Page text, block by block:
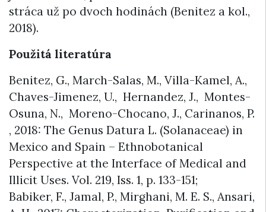
stráca už po dvoch hodinách (Benitez a kol.,
2018).
Použitá literatúra
Benitez, G., March-Salas, M., Villa-Kamel, A.,
Chaves-Jimenez, U., Hernandez, J., Montes-
Osuna, N., Moreno-Chocano, J., Carinanos, P.
, 2018: The Genus Datura L. (Solanaceae) in
Mexico and Spain – Ethnobotanical
Perspective at the Interface of Medical and
Illicit Uses. Vol. 219, Iss. 1, p. 133-151;
Babiker, F., Jamal, P., Mirghani, M. E. S., Ansari,